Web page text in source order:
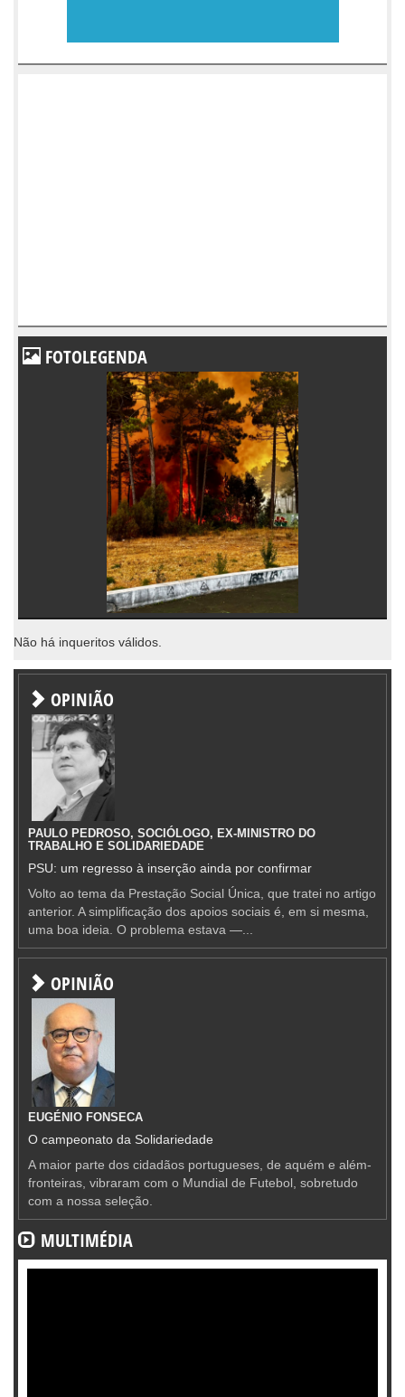
FOTOLEGENDA
Não há inqueritos válidos.
OPINIÃO
PAULO PEDROSO, SOCIÓLOGO, EX-MINISTRO DO
TRABALHO E SOLIDARIEDADE
PSU: um regresso à inserção ainda por confirmar
Volto ao tema da Prestação Social Única, que tratei no artigo
anterior. A simplificação dos apoios sociais é, em si mesma,
uma boa ideia. O problema estava —...
OPINIÃO
EUGÉNIO FONSECA
O campeonato da Solidariedade
A maior parte dos cidadãos portugueses, de aquém e além-
fronteiras, vibraram com o Mundial de Futebol, sobretudo
com a nossa seleção.
MULTIMÉDIA